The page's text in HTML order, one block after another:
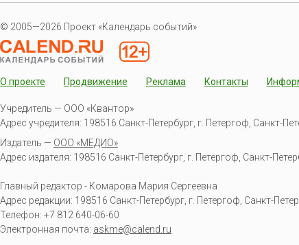
© 2005—2026 Проект «Календарь событий»
О проекте Продвижение Реклама Контакты
Учредитель — ООО «Квантор»
Адрес учредителя: 198516 Санкт-Петербург, г. Петергоф, Санкт-
Издатель — ООО «МЕДИО»
Адрес издателя: 198516 Санкт-Петербург, г. Петергоф, Санкт-
Главный редактор - Комарова Мария Сергеевна
Адрес редакции: 198516 Санкт-Петербург, г. Петергоф, Санкт-
Телефон: +7 812 640-06-60
Электронная почта: askme@calend.ru